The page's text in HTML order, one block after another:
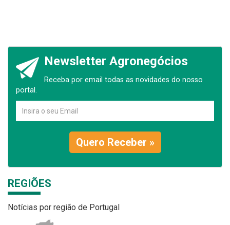
Newsletter Agronegócios
Receba por email todas as novidades do nosso
portal.
Quero Receber »
REGIÕES
Notícias por região de Portugal